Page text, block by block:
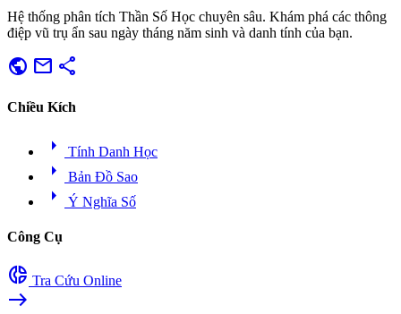
Hệ thống phân tích Thần Số Học chuyên sâu. Khám phá các thông
điệp vũ trụ ẩn sau ngày tháng năm sinh và danh tính của bạn.
public mail share
Chiều Kích
arrow_right Tính Danh Học
arrow_right Bản Đồ Sao
arrow_right Ý Nghĩa Số
Công Cụ
donut_small Tra Cứu Online
east